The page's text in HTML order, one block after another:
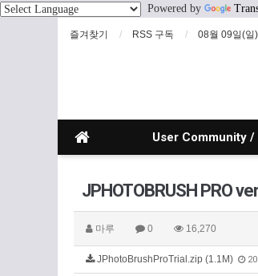
Powered by
즐겨찾기 RSS 구독 08월 09일(일)
User Community /
JPHOTOBRUSH PRO
마루 0 16,270
JPhotoBrushProTrial.zip (1.1M)